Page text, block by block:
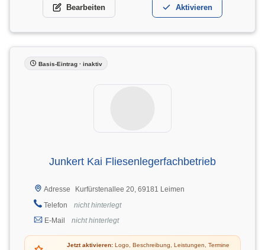
Bearbeiten Aktivieren
Basis-Eintrag · inaktiv
Junkert Kai Fliesenlegerfachbetrieb
Adresse
Kurfürstenallee 20, 69181 Leimen
Telefon
nicht hinterlegt
E-Mail
nicht hinterlegt
Jetzt aktivieren: Logo, Beschreibung, Leistungen, Termine